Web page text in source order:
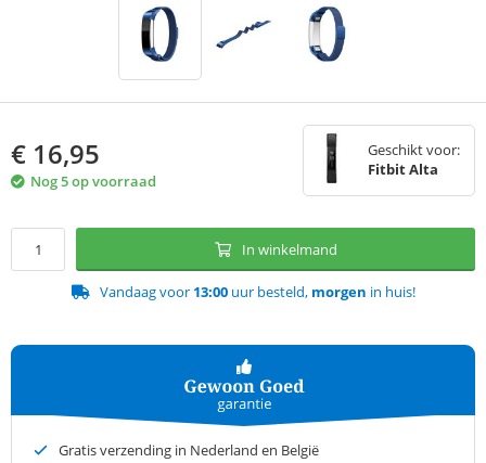
€ 16,95
Nog 5 op voorraad
Geschikt voor:
Fitbit Alta
In winkelmand
Vandaag voor 13:00uur besteld, morgen in huis!
Gratis verzending in Nederland en België